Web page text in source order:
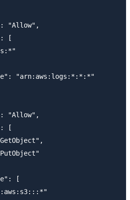
"Allow",
[
"arn:aws:logs:*:*:*"
"Allow",
[
[